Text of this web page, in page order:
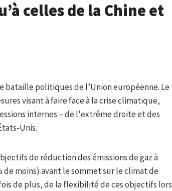
celles de la Chine et
bataille politiques de l’Union européenne. Le
visant à faire face à la crise climatique,
internes – de l'extrême droite et des
Unis.
de réduction des émissions de gaz à
de moins) avant le sommet sur le climat de
de plus, de la flexibilité de ces objectifs lors